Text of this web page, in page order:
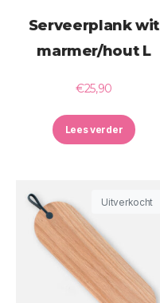
Serveerplank wit
marmer/hout L
€25,90
Lees verder
Uitverkocht